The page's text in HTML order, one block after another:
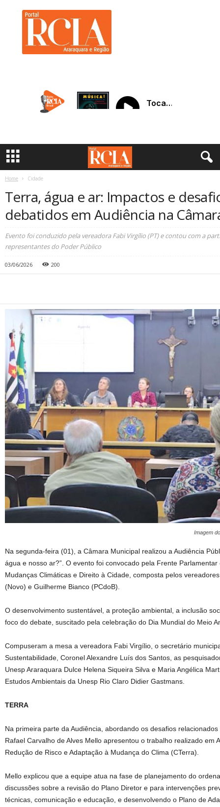
a
Home Cidade
Terra, água e ar: Impactos e
debatidos em Audiência na
Evento foi conduzido pela vereadora Fabi Virgílio (PT) e contou com a
representantes do Poder Público
03/06/2026 200
Imagem
Na segunda-feira (01), a Câmara Municipal realizou a Audiência
água e nosso ar?”. O evento foi convocado pela Frente
Mudanças Climáticas e Direito à Cidade, composta pelos
(Novo) e Guilherme Bianco (PCdoB).
O desenvolvimento sustentável, a proteção ambiental, a inclusão
foco do debate, suscitado pela celebração do Dia Mundial do Meio
Compuseram a mesa a vereadora Fabi Virgílio, o secretário
Sustentabilidade, Coronel Alexandre Luís dos Santos, as
Unesp Araraquara Dulce Helena Siqueira Silva e Maria Angélica
Estudos Ambientais da Unesp Rio Claro Didier Gastmans.
TERRA
Na primeira parte da Audiência, abordando os desafios
Rafael Carvalho de Alves Mello apresentou o trabalho realizado em
Redução de Risco e Adaptação à Mudança do Clima (CTerra).
Mello explicou que a equipe atua na fase de planejamento do
discussões sobre a revisão do Plano Diretor e para intervenções
técnicas, comunicação e educação, e desenvolvendo o Plano de